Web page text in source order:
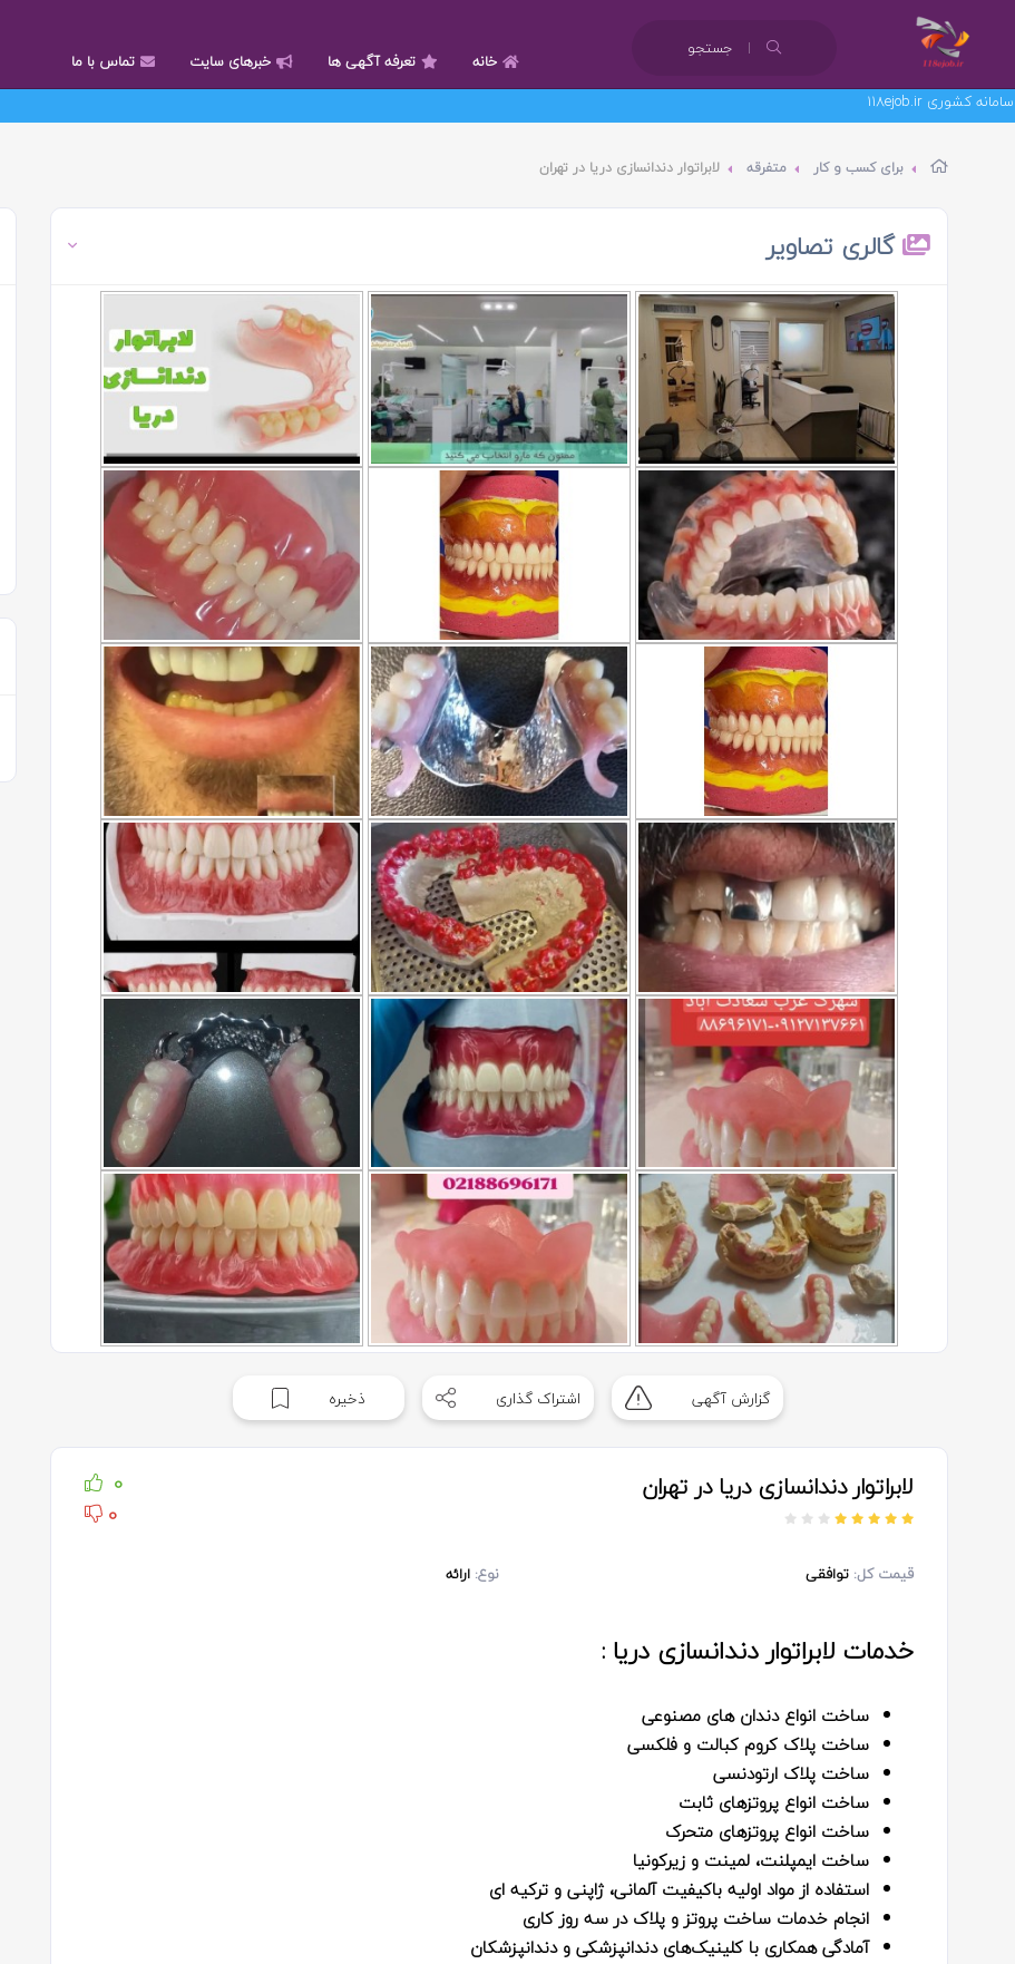
جستجو
خانه تعرفه آگهی ها خبرهای سایت
تماس با ما
برای کسب و کار متفرقه لابراتوار دندانسازی دریا در تهران
گالری تصاویر
گزارش آگهی اشتراک گذاری ذخیره
لابراتوار دندانسازی دریا در تهران
0
0
قیمت کل: توافقی نوع: ارائه
خدمات لابراتوار دندانسازی دریا :
ساخت انواع دندان های مصنوعی
ساخت پلاک کروم کبالت و فلکسی
ساخت پلاک ارتودنسی
ساخت انواع پروتزهای ثابت
ساخت انواع پروتزهای متحرک
ساخت ایمپلنت، لمینت و زیرکونیا
استفاده از مواد اولیه باکیفیت آلمانی، ژاپنی و ترکیه‌ ای
انجام خدمات ساخت پروتز و پلاک در سه روز کاری
آمادگی همکاری با کلینیک‌های دندانپزشکی و دندانپزشکان